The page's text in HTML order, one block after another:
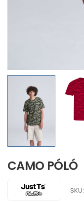
CAMO PÓLÓ
SKU: